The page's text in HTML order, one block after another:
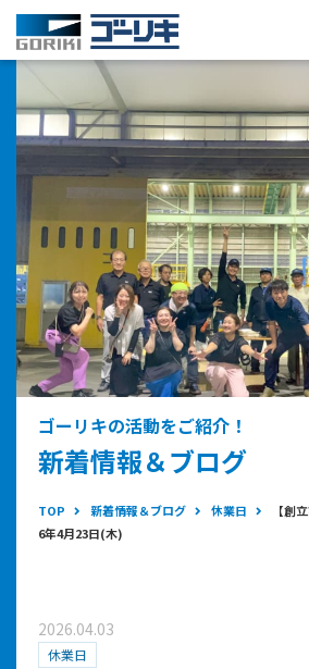
ゴーリキの活動をご紹介！
新着情報＆ブログ
TOP 新着情報＆ブログ 休業日
【創
6年4月23日(木)
2026.04.03
休業日